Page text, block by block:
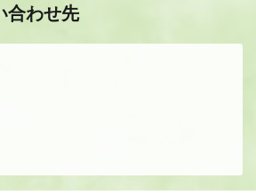
合わせ先